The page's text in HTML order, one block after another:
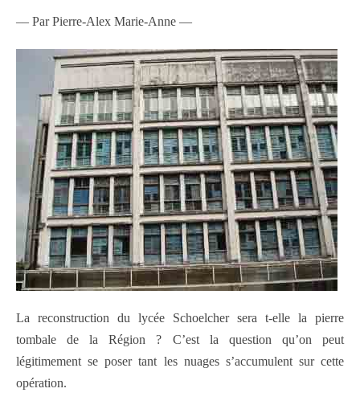
–– Par Pierre-Alex Marie-Anne —
La reconstruction du lycée Schoelcher sera t-elle la pierre
tombale de la Région ? C’est la question qu’on peut
légitimement se poser tant les nuages s’accumulent sur cette
opération.